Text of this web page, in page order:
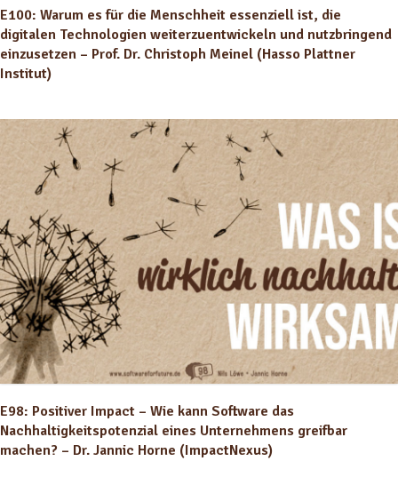
E100: Warum es für die Menschheit essenziell ist, die
digitalen Technologien weiterzuentwickeln und nutzbringend
einzusetzen – Prof. Dr. Christoph Meinel (Hasso Plattner
Institut)
E98: Positiver Impact – Wie kann Software das
Nachhaltigkeitspotenzial eines Unternehmens greifbar
machen? – Dr. Jannic Horne (ImpactNexus)